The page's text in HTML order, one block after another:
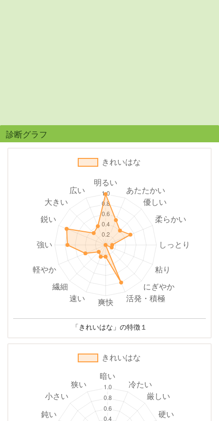
診断グラフ
「きれいはな」の特徴１